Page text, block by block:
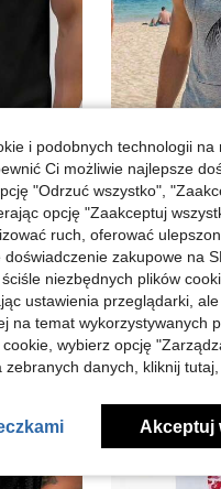
T-shirt
Magazyn UE -
24,96zł
4-5 dni
i podobnych technologii
Ci możliwie najlepsze
"Odrzuć wszystko",
opcję "Zaakceptuj
ruch, oferować
doświadczenie zakupowe na
ściśle niezbędnych plików
ustawienia przeglądarki,
na temat wykorzystywanych
wybierz opcję
danych, kliknij tutaj,
Akceptuj